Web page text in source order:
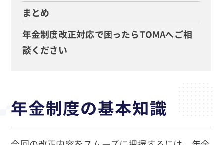
まとめ
年金制度改正対応で困ったらTOMAへご相
談ください
年金制度の基本知識